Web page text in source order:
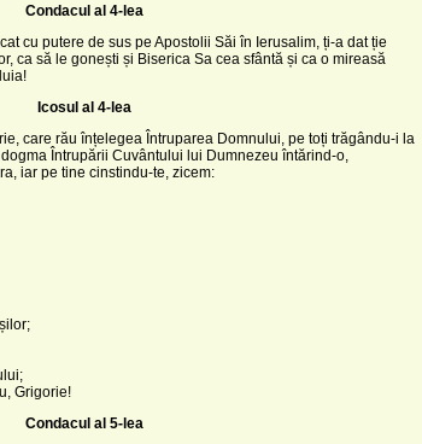
Condacul al 4-lea
cu putere de sus pe Apostolii Săi în Ierusalim, ți-a dat ție
ca să le gonești și Biserica Sa cea sfântă și ca o mireasă
Icosul al 4-lea
care rău înțelegea Întruparea Domnului, pe toți trăgându-i la
Întrupării Cuvântului lui Dumnezeu întărind-o,
iar pe tine cinstindu-te, zicem:
Grigorie!
Condacul al 5-lea